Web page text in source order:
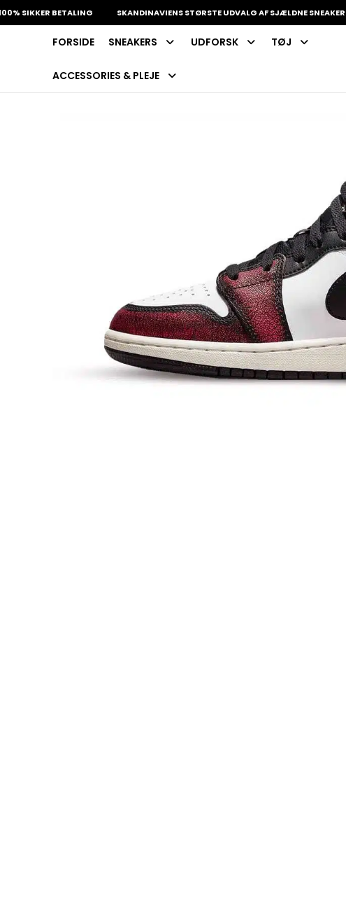
BETALING SKANDINAVIENS STØRSTE UDVALG AF SJÆLDNE SNEAKERS
FORSIDE SNEAKERS UDFORSK TØJ
ACCESSORIES & PLEJE
INDKØBSKURV
Din kurv er tom.